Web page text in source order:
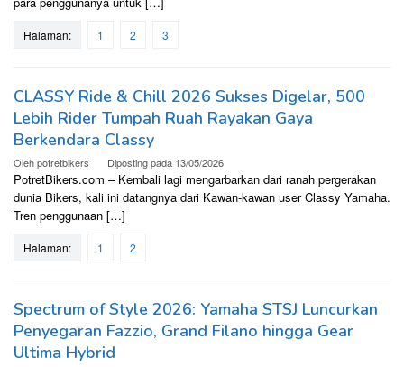
Halaman: 1 2 3
CLASSY Ride & Chill 2026 Sukses Digelar, 500
Lebih Rider Tumpah Ruah Rayakan Gaya
Berkendara Classy
Olehpotretbikers Diposting pada 13/05/2026
PotretBikers.com – Kembali lagi mengarbarkan dari ranah pergerakan
dunia Bikers, kali ini datangnya dari Kawan-kawan user Classy Yamaha.
Tren penggunaan […]
Halaman: 1 2
Spectrum of Style 2026: Yamaha STSJ Luncurkan
Penyegaran Fazzio, Grand Filano hingga Gear
Ultima Hybrid